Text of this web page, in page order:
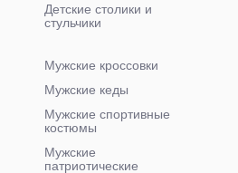
Детские столики и
стульчики
Мужские кроссовки
Мужские кеды
Мужские спортивные
костюмы
Мужские
патриотические